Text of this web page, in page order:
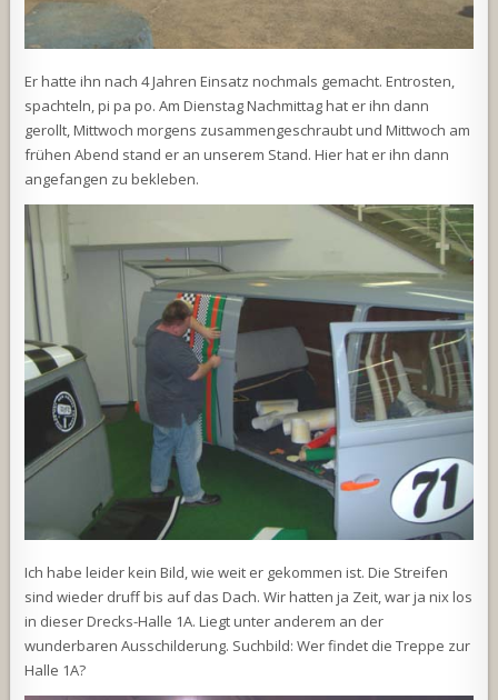
Er hatte ihn nach 4 Jahren Einsatz nochmals gemacht. Entrosten,
spachteln, pi pa po. Am Dienstag Nachmittag hat er ihn dann
gerollt, Mittwoch morgens zusammengeschraubt und Mittwoch am
frühen Abend stand er an unserem Stand. Hier hat er ihn dann
angefangen zu bekleben.
Ich habe leider kein Bild, wie weit er gekommen ist. Die Streifen
sind wieder druff bis auf das Dach. Wir hatten ja Zeit, war ja nix los
in dieser Drecks-Halle 1A. Liegt unter anderem an der
wunderbaren Ausschilderung. Suchbild: Wer findet die Treppe zur
Halle 1A?